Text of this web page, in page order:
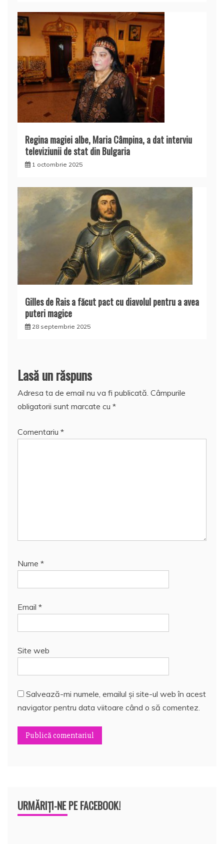
Regina magiei albe, Maria Câmpina, a dat interviu
televiziunii de stat din Bulgaria
1 octombrie 2025
Gilles de Rais a făcut pact cu diavolul pentru a avea
puteri magice
28 septembrie 2025
Lasă un răspuns
Adresa ta de email nu va fi publicată. Câmpurile
obligatorii sunt marcate cu *
Comentariu *
Nume *
Email *
Site web
Salvează-mi numele, emailul și site-ul web în acest
navigator pentru data viitoare când o să comentez.
URMĂRIȚI-NE PE FACEBOOK!